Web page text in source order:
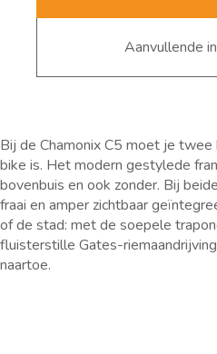
Aanvullende
Bij de Chamonix C5 moet je
bike is. Het modern gestylede
bovenbuis en ook zonder. Bij
fraai en amper zichtbaar
of de stad: met de soepele
fluisterstille Gates-
naartoe.